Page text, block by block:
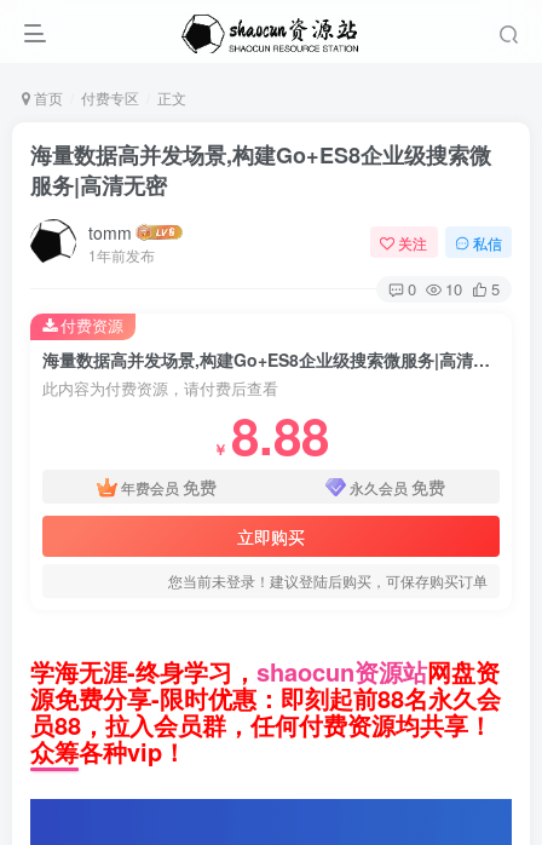
首页 付费专区 正文
海量数据高并发场景,构建Go+ES8企业级搜索微
服务|高清无密
tomm
1年前发布
关注 私信
0 10 5
海量数据高并发场景,构建Go+ES8企业级搜索微服务|高清无密
此内容为付费资源，请付费后查看
￥ 8.88
年费会员 免费 永久会员 免费
立即购买
您当前未登录！建议登陆后购买，可保存购买订单
付费资源
学海无涯-终身学习， shaocun资源站网盘资
源免费分享-限时优惠：即刻起前88名永久会
员88，拉入会员群，任何付费资源均共享！
众筹各种vip！